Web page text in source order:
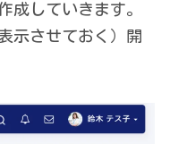
成していきます。
示させておく）開